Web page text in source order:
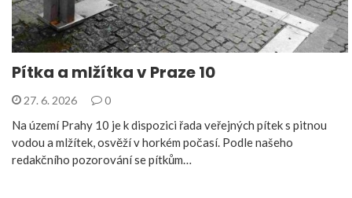
Pítka a mlžítka v Praze 10
27. 6. 2026 0
Na území Prahy 10 je k dispozici řada veřejných pítek s pitnou
vodou a mlžítek, osvěží v horkém počasí. Podle našeho
redakčního pozorování se pítkům…